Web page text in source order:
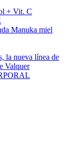
+ Vit. C
Manuka miel
la nueva línea de
Valquer